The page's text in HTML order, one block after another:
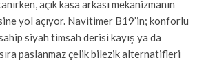
açık kasa arkası mekanizmanın
yol açıyor. Navitimer B19’in; konforlu
siyah timsah derisi kayış ya da
paslanmaz çelik bilezik alternatifleri